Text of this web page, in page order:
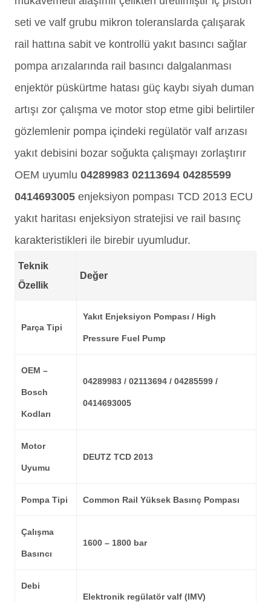
seti ve valf grubu mikron toleranslarda çalışarak
rail hattına sabit ve kontrollü yakıt basıncı sağlar
pompa arızalarında rail basıncı dalgalanması
enjektör püskürtme hatası güç kaybı siyah duman
artışı zor çalışma ve motor stop etme gibi belirtiler
gözlemlenir pompa içindeki regülatör valf arızası
yakıt debisini bozar soğukta çalışmayı zorlaştırır
OEM uyumlu 04289983 02113694 04285599
0414693005 enjeksiyon pompası TCD 2013 ECU
yakıt haritası enjeksiyon stratejisi ve rail basınç
karakteristikleri ile birebir uyumludur.
Teknik
Özellik
Değer
Parça Tipi
Yakıt Enjeksiyon Pompası / High
Pressure Fuel Pump
OEM –
Bosch
Kodları
04289983 / 02113694 / 04285599 /
0414693005
Motor
Uyumu
DEUTZ TCD 2013
Pompa Tipi Common Rail Yüksek Basınç Pompası
Çalışma
Basıncı
1600 – 1800 bar
Debi
Elektronik regülatör valf (IMV)